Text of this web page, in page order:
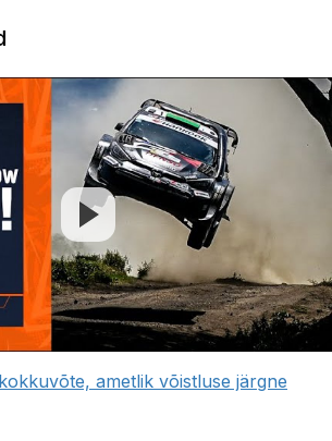
ametlik võistluse järgne